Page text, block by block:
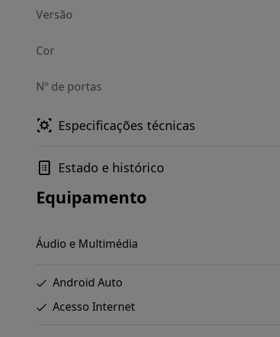
Versão
Cor
Nº de portas
Especificações técnicas
Estado e histórico
Equipamento
Áudio e Multimédia
Android Auto
Acesso Internet